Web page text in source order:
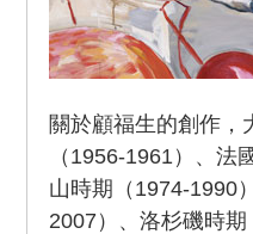
關於顧福生的創作，
（1956-1961）、
山時期（1974-1990
2007）、洛杉磯時